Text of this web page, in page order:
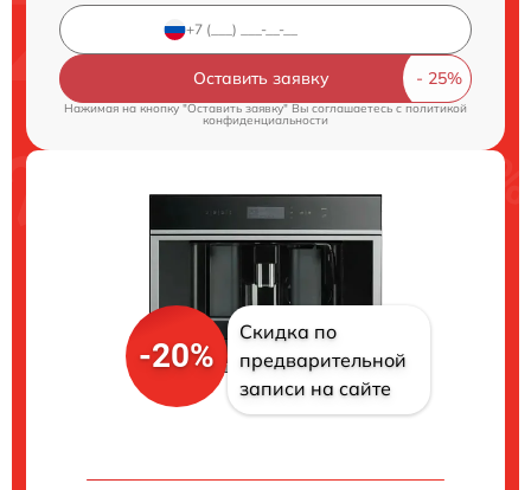
Оставить заявку
Нажимая на кнопку "Оставить заявку" Вы соглашаетесь cполитикой
конфиденциальности
-20%
Скидка по
предварительной
записи на сайте